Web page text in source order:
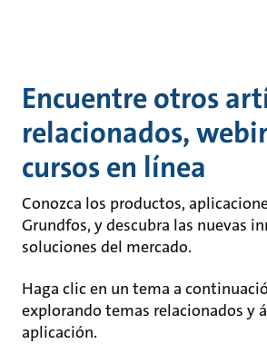
Encuentre otros
relacionados,
cursos en línea
Conozca los productos,
Grundfos, y descubra las nuevas
soluciones del mercado.
Haga clic en un tema a
explorando temas relacionados y
aplicación.